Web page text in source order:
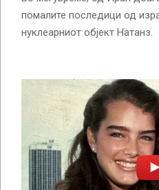
помалите последици од
нуклеарниот објект Натанз.